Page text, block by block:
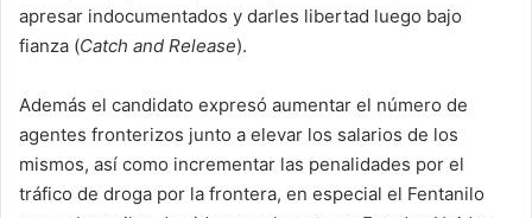
apresar indocumentados y darles libertad luego bajo
fianza (Catch and Release).
Además el candidato expresó aumentar el número de
agentes fronterizos junto a elevar los salarios de los
mismos, así como incrementar las penalidades por el
tráfico de droga por la frontera, en especial el Fentanilo